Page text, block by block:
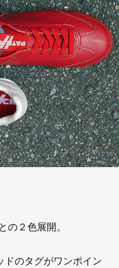
２色展開。
ドのタグがワンポイン